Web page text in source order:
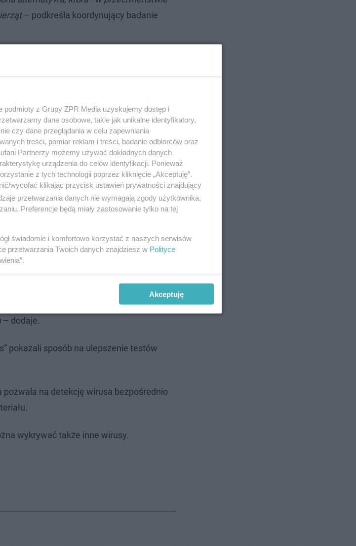
– podkreśla koordynujący badanie
i komórki ja…
płynach biologicznych
rozmiar w porównaniu do
znacznie bliżej powierzchni sensora, co
– dodaje.
pokazali sposób na ulepszenie testów
na detekcję wirusa bezpośrednio
wykrywać także inne wirusy.
podmioty z Grupy ZPR Media uzyskujemy dostęp i
dane osobowe, takie jak unikalne identyfikatory,
czy dane przeglądania w celu zapewniania
treści, pomiar reklam i treści, badanie odbiorców oraz
Partnerzy możemy używać dokładnych danych
urządzenia do celów identyfikacji. Ponieważ
z tych technologii poprzez kliknięcie „Akceptuję”.
wycofać klikając przycisk ustawień prywatności znajdujący
przetwarzania danych nie wymagają zgody użytkownika,
Preferencje będą miały zastosowanie tylko na tej
świadomie i komfortowo korzystać z naszych serwisów
przetwarzania Twoich danych znajdziesz w Polityce
Akceptuję